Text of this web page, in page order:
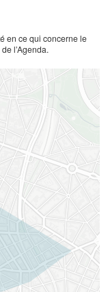
en ce qui concerne le
l’Agenda.